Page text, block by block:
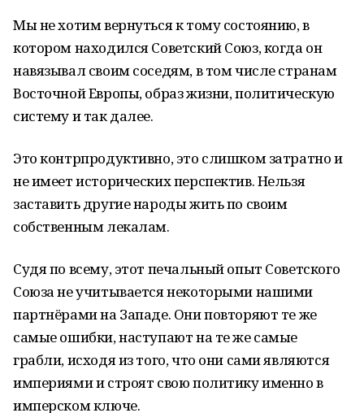
Мы не хотим вернуться к тому состоянию, в
котором находился Советский Союз, когда он
навязывал своим соседям, в том числе странам
Восточной Европы, образ жизни, политическую
систему и так далее.
Это контрпродуктивно, это слишком затратно и
не имеет исторических перспектив. Нельзя
заставить другие народы жить по своим
собственным лекалам.
Судя по всему, этот печальный опыт Советского
Союза не учитывается некоторыми нашими
партнёрами на Западе. Они повторяют те же
самые ошибки, наступают на те же самые
грабли, исходя из того, что они сами являются
империями и строят свою политику именно в
имперском ключе.